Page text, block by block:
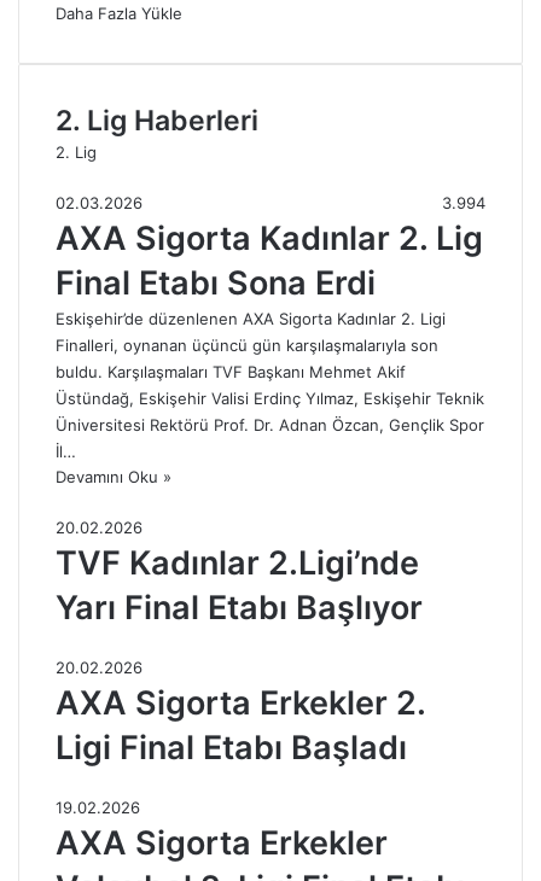
Daha Fazla Yükle
2. Lig Haberleri
2. Lig
02.03.2026 3.994
AXA Sigorta Kadınlar 2. Lig
Final Etabı Sona Erdi
Eskişehir’de düzenlenen AXA Sigorta Kadınlar 2. Ligi
Finalleri, oynanan üçüncü gün karşılaşmalarıyla son
buldu. Karşılaşmaları TVF Başkanı Mehmet Akif
Üstündağ, Eskişehir Valisi Erdinç Yılmaz, Eskişehir Teknik
Üniversitesi Rektörü Prof. Dr. Adnan Özcan, Gençlik Spor
İl…
Devamını Oku »
20.02.2026
TVF Kadınlar 2.Ligi’nde
Yarı Final Etabı Başlıyor
20.02.2026
AXA Sigorta Erkekler 2.
Ligi Final Etabı Başladı
19.02.2026
AXA Sigorta Erkekler